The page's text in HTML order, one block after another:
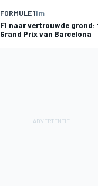
FORMULE 11 m
F1 naar vertrouwde
Grand Prix van Barcelona